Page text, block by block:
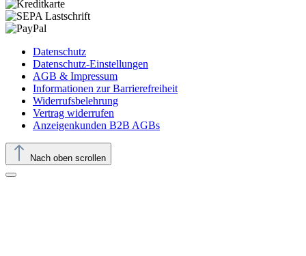
Datenschutz
Datenschutz-Einstellungen
AGB & Impressum
Informationen zur Barrierefreiheit
Widerrufsbelehrung
Vertrag widerrufen
Anzeigenkunden B2B AGBs
Nach oben scrollen